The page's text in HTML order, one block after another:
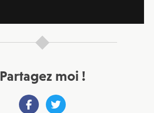
Partagez moi !